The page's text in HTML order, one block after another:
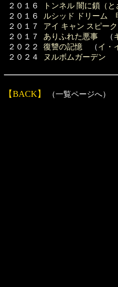
２０１６
２０１６
２０１７
２０１７
２０２２
２０２４
トンネル 闇に鎖（
ルシッド ドリーム
アイ キャン スピーク
ありふれた悪事 （
復讐の記憶 （イ・
ヌルボムガーデン
【BACK】 （一覧ページへ）